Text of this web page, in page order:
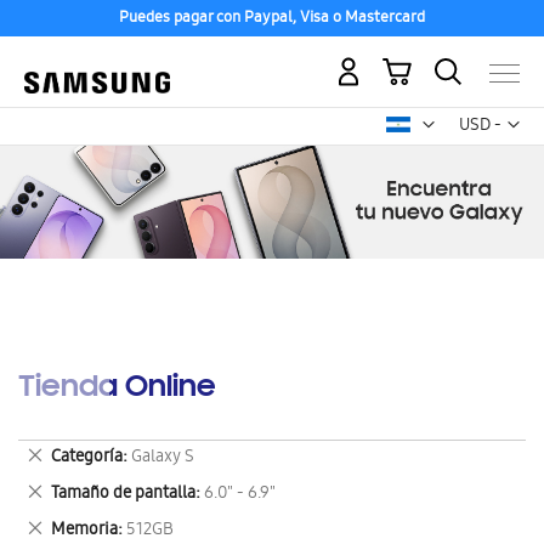
Puedes pagar con Paypal, Visa o Mastercard
USD -
dólar
Mi carrito
Tienda Online
Categoría Galaxy S
Eliminar
este
artículo
Tamaño de pantalla 6.0" - 6.9"
Eliminar
este
Memoria 512GB
Eliminar